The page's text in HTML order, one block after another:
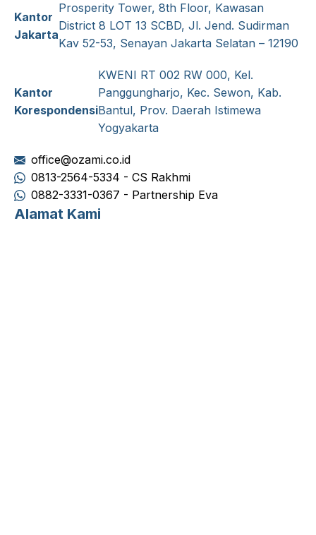
Kantor
Jakarta
Prosperity Tower, 8th Floor, Kawasan
District 8 LOT 13 SCBD, Jl. Jend. Sudirman
Kav 52-53, Senayan Jakarta Selatan – 12190
Kantor
Korespondensi
KWENI RT 002 RW 000, Kel.
Panggungharjo, Kec. Sewon, Kab.
Bantul, Prov. Daerah Istimewa
Yogyakarta
office@ozami.co.id
0813-2564-5334 - CS Rakhmi
0882-3331-0367 - Partnership Eva
Alamat Kami